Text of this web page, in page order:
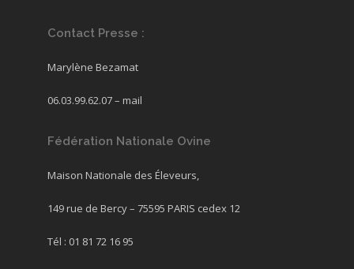
Contact Presse :
Marylène Bezamat
06.03.99.62.07 – mail
Fédération Nationale Ovine
Maison Nationale des Éleveurs,
149 rue de Bercy – 75595 PARIS cedex 12
Tél : 01 81 72 16 95